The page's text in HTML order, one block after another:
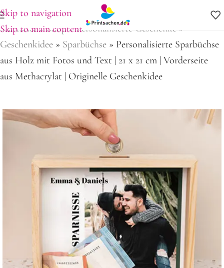
Skip to navigation
Skip to main content
Startseite»Shop»Personalisierte Geschenke »
Geschenkidee » Sparbüchse » Personalisierte Sparbüchse
aus Holz mit Fotos und Text | 21 x 21 cm | Vorderseite
aus Methacrylat | Originelle Geschenkidee